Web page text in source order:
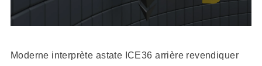
Moderne interprète astate ICE36 arrière revendiquer